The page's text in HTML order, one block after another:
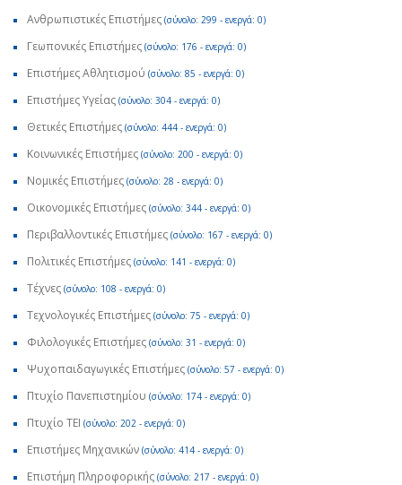
Ανθρωπιστικές Επιστήμες (σύνολο: 299 - ενεργά: 0)
Γεωπονικές Επιστήμες (σύνολο: 176 - ενεργά: 0)
Επιστήμες Αθλητισμού (σύνολο: 85 - ενεργά: 0)
Επιστήμες Υγείας (σύνολο: 304 - ενεργά: 0)
Θετικές Επιστήμες (σύνολο: 444 - ενεργά: 0)
Κοινωνικές Επιστήμες (σύνολο: 200 - ενεργά: 0)
Νομικές Επιστήμες (σύνολο: 28 - ενεργά: 0)
Οικονομικές Επιστήμες (σύνολο: 344 - ενεργά: 0)
Περιβαλλοντικές Επιστήμες (σύνολο: 167 - ενεργά: 0)
Πολιτικές Επιστήμες (σύνολο: 141 - ενεργά: 0)
Τέχνες (σύνολο: 108 - ενεργά: 0)
Τεχνολογικές Επιστήμες (σύνολο: 75 - ενεργά: 0)
Φιλολογικές Επιστήμες (σύνολο: 31 - ενεργά: 0)
Ψυχοπαιδαγωγικές Επιστήμες (σύνολο: 57 - ενεργά: 0)
Πτυχίο Πανεπιστημίου (σύνολο: 174 - ενεργά: 0)
Πτυχίο ΤΕΙ (σύνολο: 202 - ενεργά: 0)
Επιστήμες Μηχανικών (σύνολο: 414 - ενεργά: 0)
Επιστήμη Πληροφορικής (σύνολο: 217 - ενεργά: 0)